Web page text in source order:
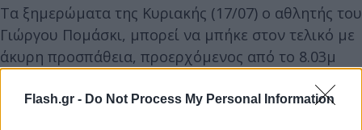
Flash.gr - Do Not Process My Personal Information
Τα ξημερώματα της Κυριακής (17/07) ο αθλητής του
Γιώργου Πομάσκι, μπορεί να μπήκε στον τελικό με
άκυρη προσπάθεια, προερχόμενος από το 8.03μ
καταληκτικό αγώνα με την 5η καλύτερη επίδοση),